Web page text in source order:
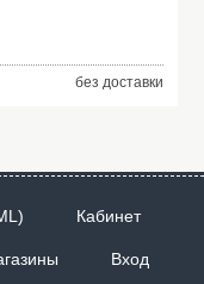
без доставки
Кабинет
Вход